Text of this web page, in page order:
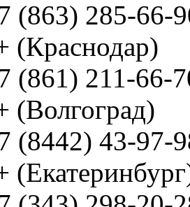
(863) 285-66-
(861) 211-66-
(8442) 43-97-